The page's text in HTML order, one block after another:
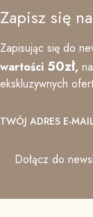
Zapisz się
Zapisując się do
wartości 50zł,
ekskluzywnych
TWÓJ ADRES E-
Dołącz do